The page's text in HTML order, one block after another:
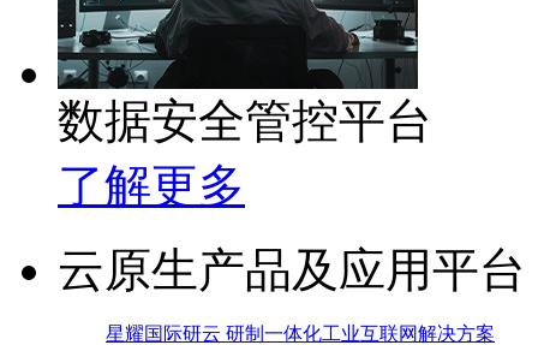
数据安全管控平台
了解更多
云原生产品及应用平台
星耀国际研云 研制一体化工业互联网解决方案